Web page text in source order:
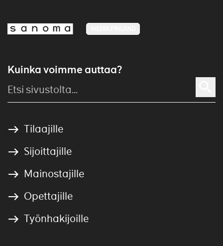
Kuinka voimme auttaa?
Tilaajille
Sijoittajille
Mainostajille
Opettajille
Työnhakijoille